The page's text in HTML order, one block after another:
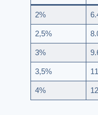
2%
2,5%
3%
3,5%
4%